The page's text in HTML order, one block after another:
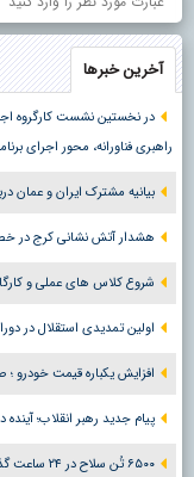
آخرین خبرها
در نخستین نشست کارگروه
راهبری فناورانه، محور اجرای
بیانیه مشترک ایران و عمان
هشدار آتش نشانی کرج در
شروع کلاس های عملی و
اولین تمدیدی استقلال در
افزایش یکباره قیمت خودرو
پیام جدید رهبر انقلاب؛
۶۵۰۰ تُن سلاح در ۲۴ ساعت گذشته از آمریکا به اسرائیل ارسال شد